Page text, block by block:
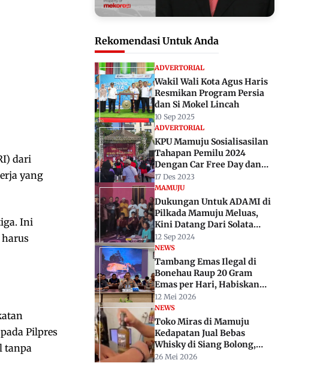
dari
yang
Ini
Pilpres
tanpa
Rekomendasi Untuk Anda
ADVERTORIAL
Wakil Wali Kota Agus Haris
Resmikan Program Persia
dan Si Mokel Lincah
10 Sep 2025
ADVERTORIAL
KPU Mamuju Sosialisasilan
Tahapan Pemilu 2024
Dengan Car Free Day dan
Senam Jingle
17 Des 2023
MAMUJU
Dukungan Untuk ADAMI di
Pilkada Mamuju Meluas,
Kini Datang Dari Solata
Community
12 Sep 2024
NEWS
Tambang Emas Ilegal di
Bonehau Raup 20 Gram
Emas per Hari, Habiskan
200 Liter BBM Subsidi
12 Mei 2026
NEWS
Toko Miras di Mamuju
Kedapatan Jual Bebas
Whisky di Siang Bolong,
Kadar Alkohol Tinggi 43
26 Mei 2026